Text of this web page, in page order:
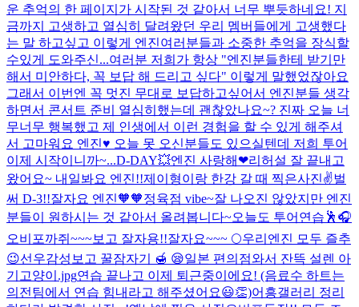
운 추억의 한 페이지가 시작된 것 같아서 너무 뿌듯하네요! 지
금까지 고생하고 열심히 달려왔던 우리 멤버들에게 고생했다
는 말 하고싶고 이렇게 엔진여러분들과 소중한 추억을 장식할
수있게 도와주신...여러분 저희가 항상 "엔진분들한테 받기만
해서 미안하다, 꼭 보답 해 드리고 싶다" 이렇게 말했었잖아요
그래서 이번엔 꼭 멋진 무대로 보답하고싶어서 엔진분들 생각
하면서 콘서트 준비 열심히했는데 괜찮았나요~? 진짜 오늘 너
무너무 행복했고 제 인생에서 이런 경험을 할 수 있게 해주셔
서 고마워요 엔진♥️ 오늘 못 오신분들도 있으실텐데 저희 투어
이제 시작이니까~...D-DAY💥엔진 사랑해❤︎리허설 잘 끝내고
왔어요~ 내일봐요 엔진!!제이형이랑 한강 갈 때 찍은사진✌️벌
써 D-3!!잘자요 엔진🧡🧡정육점 vibe~잘 나오진 않았지만 엔진
분들이 원하시는 것 같아서 올려봅니다~오늘도 투어연습🕺 🎧
오비포까쥐~~~보고 잘자용!!잘자요~~~ 🌕우리엔진 모두 즐추
😉선우감성보고 꿀잠자기 🍯 😪일본 편의점와서 잔뜩 설렌 아
기고양이.jpg연습 끝나고 이제 퇴근중이에요! (음료수 하트는
의전팀에서 연습 힘내라고 해주셨어요😃👏)어흥갤러리 정리